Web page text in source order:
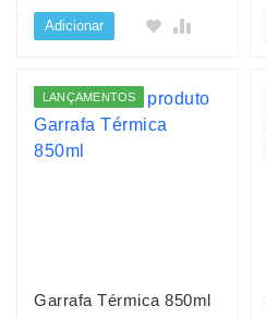
Adicionar
LANÇAMENTOS
Garrafa Térmica 850ml